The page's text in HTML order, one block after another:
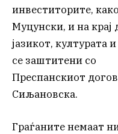
инвеститорите,
Муцунски, и на
јазикот, културата
се заштитени со
Преспанскиот
Сиљановска.
Граѓаните немаат